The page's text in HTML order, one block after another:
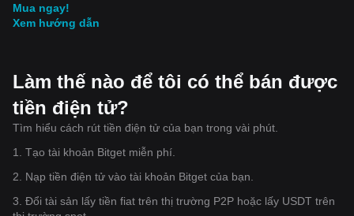
Mua ngay!
Xem hướng dẫn
Làm thế nào để tôi có thể bán được
tiền điện tử?
Tìm hiểu cách rút tiền điện tử của bạn trong vài phút.
1. Tạo tài khoản Bitget miễn phí.
2. Nạp tiền điện tử vào tài khoản Bitget của bạn.
3. Đổi tài sản lấy tiền fiat trên thị trường P2P hoặc lấy USDT trên